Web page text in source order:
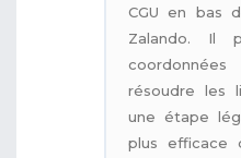
CGU en bas
Zalando. Il
résoudre les
une étape
plus efficace